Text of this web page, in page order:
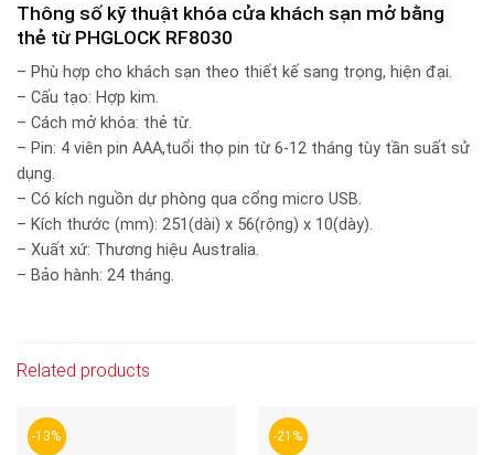
Thông số kỹ thuật khóa cửa khách sạn mở bằng
thẻ từ PHGLOCK RF8030
– Phù hợp cho khách sạn theo thiết kế sang trọng, hiện đại.
– Cấu tạo: Hợp kim.
– Cách mở khóa: thẻ từ.
– Pin: 4 viên pin AAA,tuổi thọ pin từ 6-12 tháng tùy tần suất sử
dụng.
– Có kích nguồn dự phòng qua cổng micro USB.
– Kích thước (mm): 251(dài) x 56(rộng) x 10(dày).
– Xuất xứ: Thương hiệu Australia.
– Bảo hành: 24 tháng.
Related products
-13% -21%